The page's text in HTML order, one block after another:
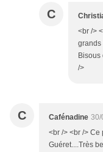
C
<br />
grands
Bisous
/>
C Cafénadine 30/
<br /> <br />
Guéret....Très